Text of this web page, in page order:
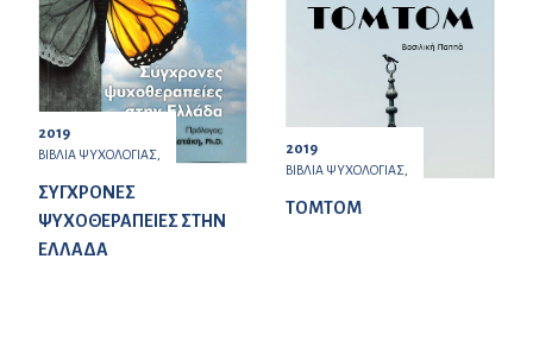
2019
ΒΙΒΛΙΑ ΨΥΧΟΛΟΓΙΑΣ,
ΣΥΓΧΡΟΝΕΣ
ΨΥΧΟΘΕΡΑΠΕΙΕΣ ΣΤΗΝ
ΕΛΛΑΔΑ
2019
ΒΙΒΛΙΑ ΨΥΧΟΛΟΓΙΑΣ,
ΤΟΜΤΟΜ